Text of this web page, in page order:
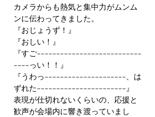
カメラからも熱気と集中力がムンム
ンに伝わってきました。
『おじょうず！』
『おしい！』
『すご---------------------------
----っい！！』
『うわっ---------------------、は
ずれた-----------------------』
表現が仕切れないくらいの、応援と
歓声が会場内に響き渡っていまし